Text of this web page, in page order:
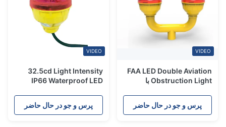
VIDEO
FAA LED Double Aviation
Obstruction Light با
تنظیم ثابت / چشمک زدن
پرس و جو در حال حاضر
VIDEO
32.5cd Light Intensity
IP66 Waterproof LED
ساعت LED
پرس و جو در حال حاضر